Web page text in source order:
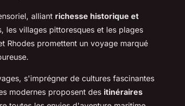
alliant richesse historique et
les villages pittoresques et les plages
Rhodes promettent un voyage marqué
s'imprégner de cultures fascinantes
modernes proposent des itinéraires